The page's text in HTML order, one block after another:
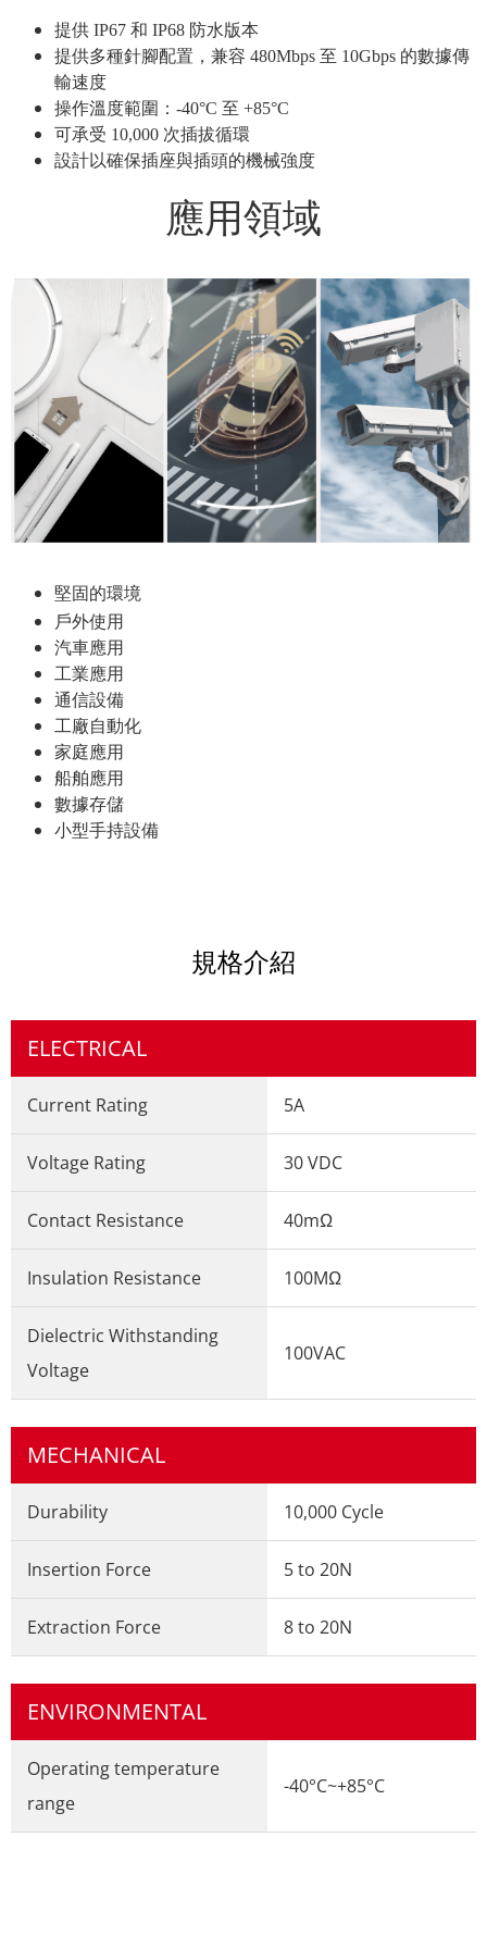
提供 IP67 和 IP68 防水版本
提供多種針腳配置，兼容 480Mbps 至 10Gbps 的數據傳
輸速度
操作溫度範圍：-40°C 至 +85°C
可承受 10,000 次插拔循環
設計以確保插座與插頭的機械強度
應用領域
堅固的環境
戶外使用
汽車應用
工業應用
通信設備
工廠自動化
家庭應用
船舶應用
數據存儲
小型手持設備
規格介紹
ELECTRICAL
Current Rating 5A
Voltage Rating 30 VDC
Contact Resistance 40mΩ
Insulation Resistance 100MΩ
Dielectric Withstanding
Voltage
100VAC
MECHANICAL
Durability 10,000 Cycle
Insertion Force 5 to 20N
Extraction Force 8 to 20N
ENVIRONMENTAL
Operating temperature
range
-40°C~+85°C